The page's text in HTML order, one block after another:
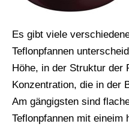
Es gibt viele
Teflonpfannen
Höhe, in der Struktur der
Konzentration, die in der
Am gängigsten sind
Teflonpfannen mit eineim